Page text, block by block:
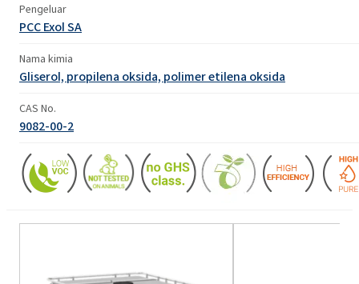
Pengeluar
PCC Exol SA
Nama kimia
Gliserol, propilena oksida, polimer etilena oksida
CAS No.
9082-00-2